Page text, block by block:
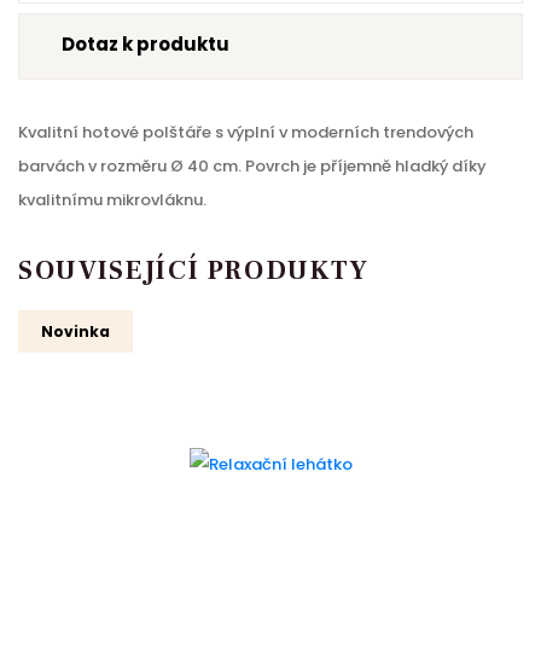
Dotaz k produktu
Kvalitní hotové polštáře s výplní v moderních trendových
barvách v rozměru Ø 40 cm. Povrch je příjemně hladký díky
kvalitnímu mikrovláknu.
SOUVISEJÍCÍ PRODUKTY
Novinka